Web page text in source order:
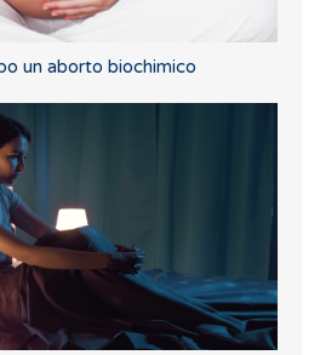
un aborto biochimico